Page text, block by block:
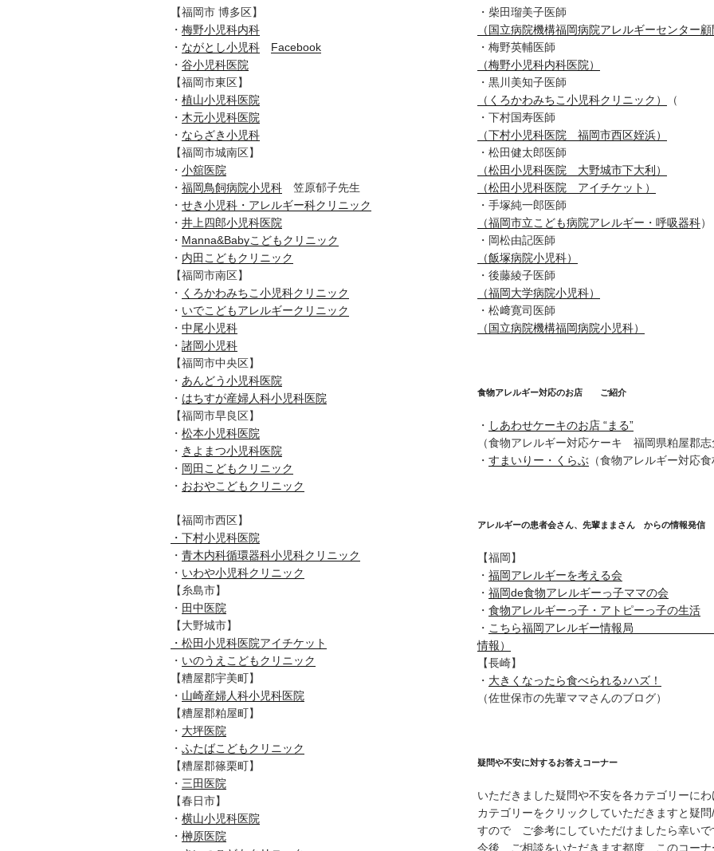
【福岡市 博多区】
・ 梅野小児科内科
・ ながとし小児科
Facebook
・ 谷小児科医院
【福岡市東区】
・ 植山小児科医院
・ 木元小児科医院
・ ならざき小児科
【福岡市城南区】
・ 小舘医院
・ 福岡鳥飼病院小児科 笠原郁子先生
・ せき小児科・アレルギー科クリニック
・ 井上四郎小児科医院
・ Manna&Babyこどもクリニック
・ 内田こどもクリニック
【福岡市南区】
・ くろかわみちこ小児科クリニック
・ いでこどもアレルギークリニック
・ 中尾小児科
・ 諸岡小児科
【福岡市中央区】
・ あんどう小児科医院
・ はちすが産婦人科小児科医院
【福岡市早良区】
・ 松本小児科医院
・ きよまつ小児科医院
・ 岡田こどもクリニック
・ おおやこどもクリニック
【福岡市西区】
・下村小児科医院
・ 青木内科循環器科小児科クリニック
・ いわや小児科クリニック
【糸島市】
・ 田中医院
【大野城市】
・松田小児科医院アイチケット
・ いのうえこどもクリニック
【糟屋郡宇美町】
・ 山崎産婦人科小児科医院
【糟屋郡粕屋町】
・ 大坪医院
・ ふたばこどもクリニック
【糟屋郡篠栗町】
・ 三田医院
【春日市】
・ 横山小児科医院
・ 榊原医院
・柴田瑠美子医師
（国立病院機構福岡病院アレルギーセンター
・梅野英輔医師
（梅野小児科内科医院）
・黒川美知子医師
（くろかわみちこ小児科クリニック）
（
・下村国寿医師
（下村小児科医院 福岡市西区姪浜）
・松田健太郎医師
（松田小児科医院 大野城市下大利）
（松田小児科医院 アイチケット）
・手塚純一郎医師
（福岡市立こども病院アレルギー・呼吸器科）
・岡松由記医師
（飯塚病院小児科）
・後藤綾子医師
（福岡大学病院小児科）
・松﨑寛司医師
（国立病院機構福岡病院小児科）
食物アレルギー対応のお店 ご紹介
・ しあわせケーキのお店 “まる”
（食物アレルギー対応ケーキ 福岡県粕屋郡志
・ すまいりー・くらぶ （食物アレルギー対応
アレルギーの患者会さん、先輩ままさん からの情報発信
【福岡】
・ 福岡アレルギーを考える会
・ 福岡de食物アレルギーっ子ママの会
・ 食物アレルギーっ子・アトピーっ子の生活
・ こちら福岡アレルギー情報局 （ア
情報）
【長崎】
・ 大きくなったら食べられる♪ハズ！
（佐世保市の先輩ママさんのブログ）
疑問や不安に対するお答えコーナー
いただきました疑問や不安を各カテゴリーに
カテゴリーをクリックしていただきますと疑
すので ご参考にしていただけましたら幸いで
今後 ご相談をいただきます都度 このコーナ